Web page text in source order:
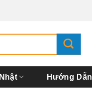
Hướng Dẫn